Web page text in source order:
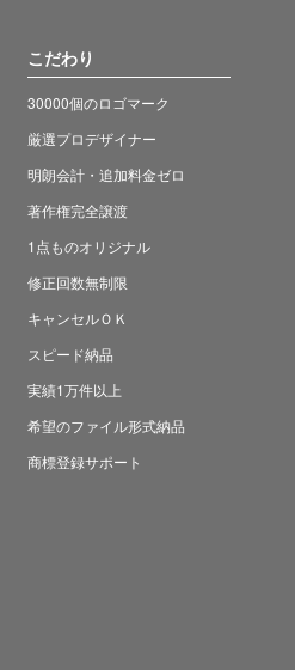
こだわり
30000個のロゴマーク
厳選プロデザイナー
明朗会計・追加料金ゼロ
著作権完全譲渡
1点ものオリジナル
修正回数無制限
キャンセルＯＫ
スピード納品
実績1万件以上
希望のファイル形式納品
商標登録サポート